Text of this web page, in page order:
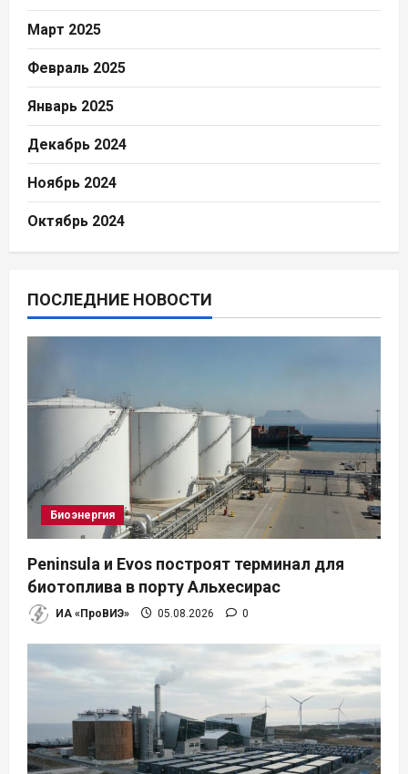
Март 2025
Февраль 2025
Январь 2025
Декабрь 2024
Ноябрь 2024
Октябрь 2024
ПОСЛЕДНИЕ НОВОСТИ
Биоэнергия
Peninsula и Evos построят терминал для
биотоплива в порту Альхесирас
ИА «ПроВИЭ» 05.08.2026 0